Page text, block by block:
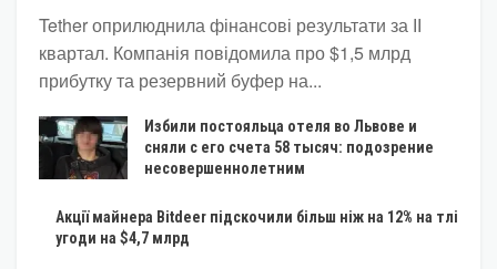
Tether оприлюднила фінансові результати за ІІ
квартал. Компанія повідомила про $1,5 млрд
прибутку та резервний буфер на...
Избили постояльца отеля во Львове и
сняли с его счета 58 тысяч: подозрение
несовершеннолетним
Акції майнера Bitdeer підскочили більш ніж на 12% на тлі
угоди на $4,7 млрд